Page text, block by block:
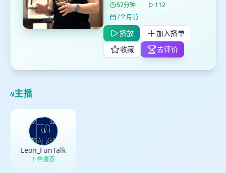
57分钟
112
7个月前
播放
加入播单
收藏
去评价
主播
Leon_FunTalk
1 档播客